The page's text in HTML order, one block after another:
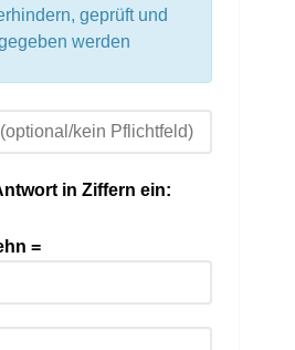
geprüft und
werden
in Ziffern ein:
=